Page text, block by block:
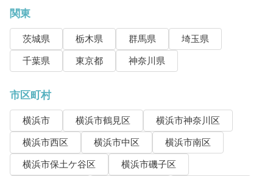
関東
茨城県 栃木県 群馬県
埼玉県
千葉県
東京都 神奈川県
市区町村
横浜市 横浜市鶴見区
横浜市神奈川区
横浜市西区
横浜市中区
横浜市南区
横浜市保土ケ谷区
横浜市磯子区